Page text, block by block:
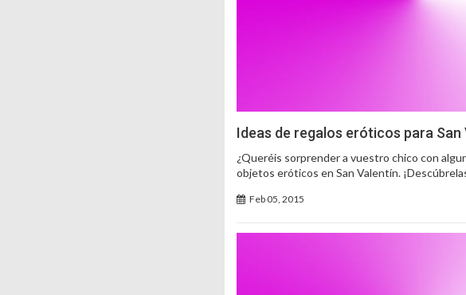
Ideas de regalos eróticos para San
¿Queréis sorprender a vuestro chico con
objetos eróticos en San Valentín.
Feb 05, 2015